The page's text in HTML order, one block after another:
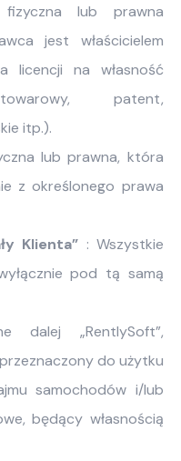
lub prawna
jest właścicielem
licencji na własność
patent,
itp.).
lub prawna, która
z określonego prawa
Klienta” : Wszystkie
pod tą samą
dalej „RentlySoft”,
do użytku
samochodów i/lub
będący własnością